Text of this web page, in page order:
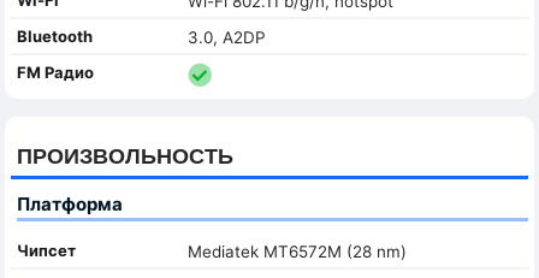
Bluetooth
3.0, A2DP
FM Радио
ПРОИЗВОЛЬНОСТЬ
Платформа
Чипсет
Mediatek MT6572M (28 nm)